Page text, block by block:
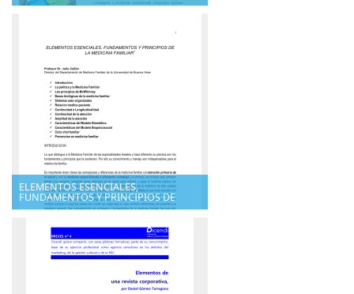
ELEMENTOS ESENCIALES,
FUNDAMENTOS Y PRINCIPIOS DE